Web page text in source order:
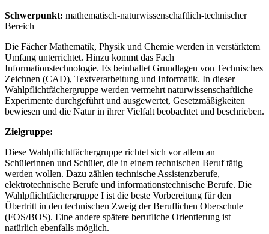
Schwerpunkt: mathematisch-naturwissenschaftlich-technischer
Bereich
Die Fächer Mathematik, Physik und Chemie werden in verstärktem
Umfang unterrichtet. Hinzu kommt das Fach
Informationstechnologie. Es beinhaltet Grundlagen von Technisches
Zeichnen (CAD), Textverarbeitung und Informatik. In dieser
Wahlpflichtfächergruppe werden vermehrt naturwissenschaftliche
Experimente durchgeführt und ausgewertet, Gesetzmäßigkeiten
bewiesen und die Natur in ihrer Vielfalt beobachtet und beschrieben.
Zielgruppe:
Diese Wahlpflichtfächergruppe richtet sich vor allem an
Schülerinnen und Schüler, die in einem technischen Beruf tätig
werden wollen. Dazu zählen technische Assistenzberufe,
elektrotechnische Berufe und informationstechnische Berufe. Die
Wahlpflichtfächergruppe I ist die beste Vorbereitung für den
Übertritt in den technischen Zweig der Beruflichen Oberschule
(FOS/BOS). Eine andere spätere berufliche Orientierung ist
natürlich ebenfalls möglich.